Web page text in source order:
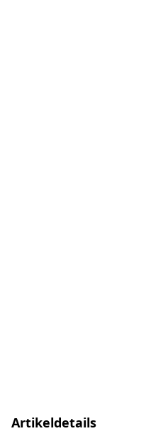
Artikeldetails